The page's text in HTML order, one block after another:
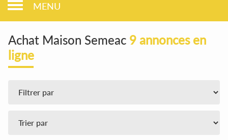
MENU
Achat Maison Semeac 9 annonces en
ligne